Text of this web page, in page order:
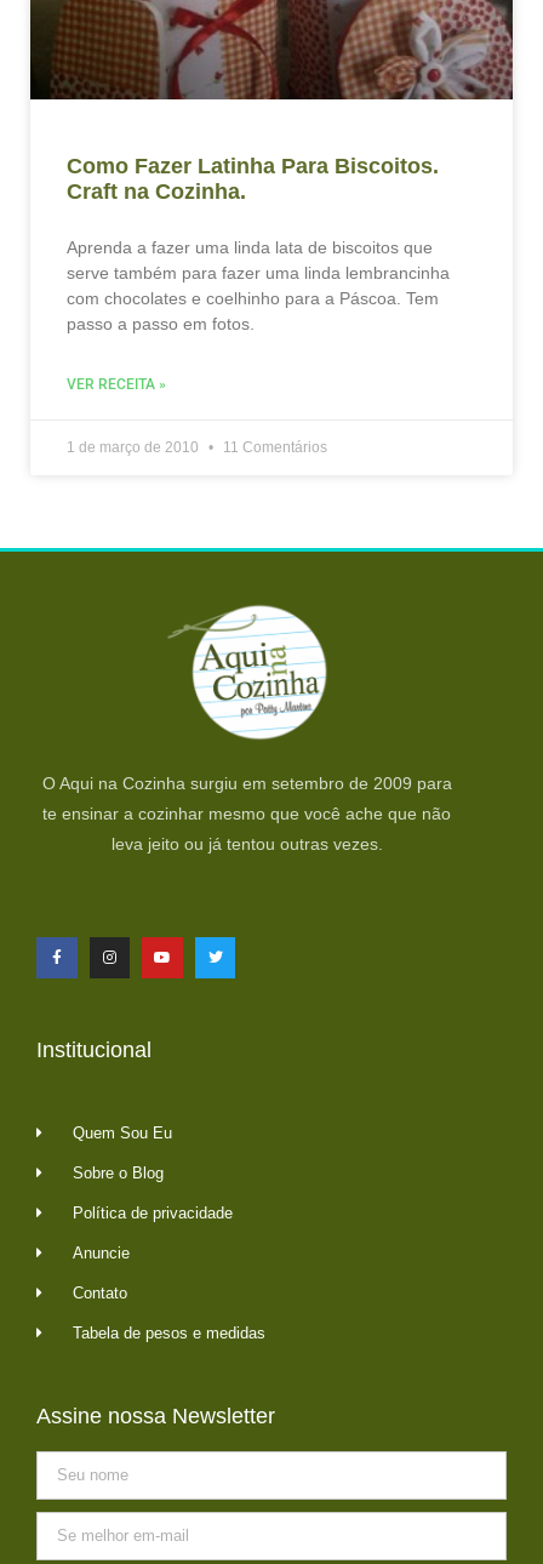
Como Fazer Latinha Para Biscoitos.
Craft na Cozinha.
Aprenda a fazer uma linda lata de biscoitos que
serve também para fazer uma linda lembrancinha
com chocolates e coelhinho para a Páscoa. Tem
passo a passo em fotos.
VER RECEITA »
1 de março de 2010 11 Comentários
O Aqui na Cozinha surgiu em setembro de 2009 para
te ensinar a cozinhar mesmo que você ache que não
leva jeito ou já tentou outras vezes.
Institucional
Quem Sou Eu
Sobre o Blog
Política de privacidade
Anuncie
Contato
Tabela de pesos e medidas
Assine nossa Newsletter